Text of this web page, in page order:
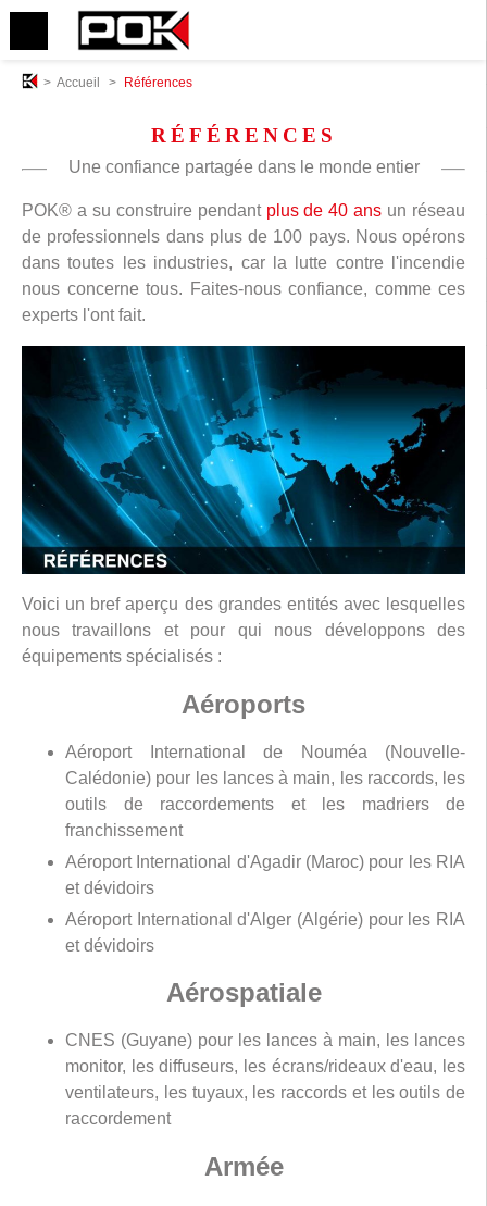
> Accueil > Références
RÉFÉRENCES
Une confiance partagée dans le monde entier
POK® a su construire pendant plus de 40 ans un réseau
de professionnels dans plus de 100 pays. Nous opérons
dans toutes les industries, car la lutte contre l'incendie
nous concerne tous. Faites-nous confiance, comme ces
experts l'ont fait.
Voici un bref aperçu des grandes entités avec lesquelles
nous travaillons et pour qui nous développons des
équipements spécialisés :
Aéroports
Aéroport International de Nouméa (Nouvelle-
Calédonie) pour les lances à main, les raccords, les
outils de raccordements et les madriers de
franchissement
Aéroport International d'Agadir (Maroc) pour les RIA
et dévidoirs
Aéroport International d'Alger (Algérie) pour les RIA
et dévidoirs
Aérospatiale
CNES (Guyane) pour les lances à main, les lances
monitor, les diffuseurs, les écrans/rideaux d'eau, les
ventilateurs, les tuyaux, les raccords et les outils de
raccordement
Armée